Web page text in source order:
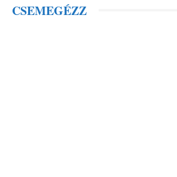
CSEMEGÉZZ